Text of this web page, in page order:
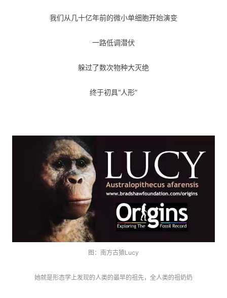
我们从几十亿年前的微小单细胞开始演变
一路低调潜伏
躲过了数次物种大灭绝
终于初具“人形”
图：南方古猿Lucy
她就是形态学上发现的人类的最早的祖先，全人类的祖奶奶